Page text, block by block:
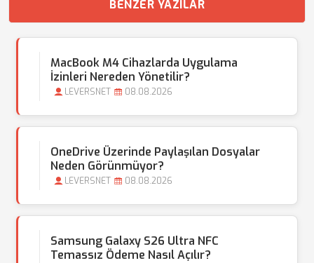
BENZER YAZILAR
MacBook M4 Cihazlarda Uygulama
İzinleri Nereden Yönetilir?
LEVERSNET 08.08.2026
OneDrive Üzerinde Paylaşılan Dosyalar
Neden Görünmüyor?
LEVERSNET 08.08.2026
Samsung Galaxy S26 Ultra NFC
Temassız Ödeme Nasıl Açılır?